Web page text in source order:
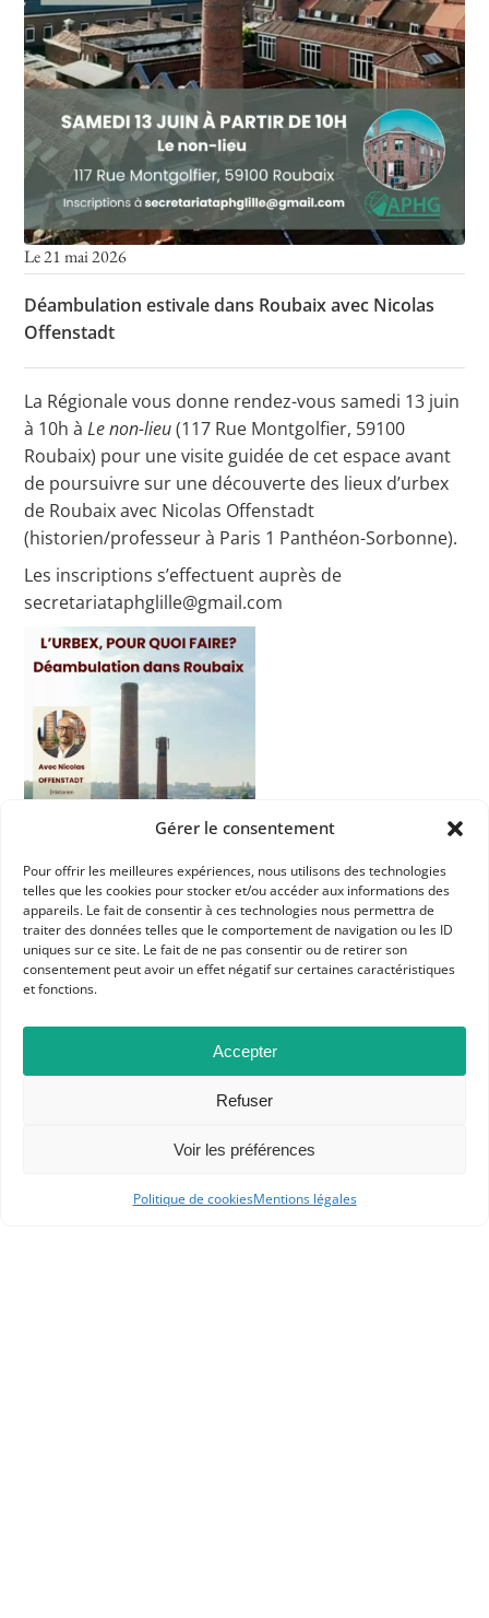
Gérer le consentement
Pour offrir les meilleures expériences, nous utilisons des technologies
telles que les cookies pour stocker et/ou accéder aux informations des
appareils. Le fait de consentir à ces technologies nous permettra de
traiter des données telles que le comportement de navigation ou les ID
uniques sur ce site. Le fait de ne pas consentir ou de retirer son
consentement peut avoir un effet négatif sur certaines caractéristiques
et fonctions.
Accepter
Refuser
Voir les préférences
Politique de cookiesMentions légales
Le 21 mai 2026
Déambulation estivale dans Roubaix avec Nicolas
Offenstadt
La Régionale vous donne rendez-vous samedi 13 juin
à 10h àLe non-lieu(117 Rue Montgolfier, 59100
Roubaix) pour une visite guidée de cet espace avant
de poursuivre sur une découverte des lieux d’urbex
de Roubaix avec Nicolas Offenstadt
(historien/professeur à Paris 1 Panthéon-Sorbonne).
Les inscriptions s’effectuent auprès de
secretariataphglille@gmail.com